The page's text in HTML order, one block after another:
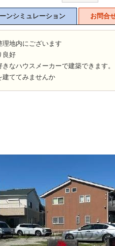
ンシミュレーション お問合
地内にございます
良好
なハウスメーカーで建築できます。
建ててみませんか